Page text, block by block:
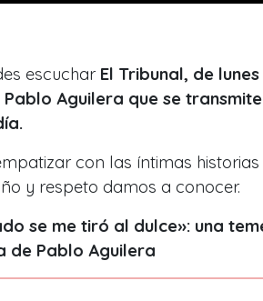
escuchar El Tribunal, de
Aguilera que se
con las íntimas
y respeto damos a conocer.
se me tiró al dulce»: una
de Pablo Aguilera